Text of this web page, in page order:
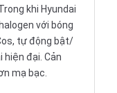
khi Hyundai
với bóng
tự động bật/
đại. Cản
mạ bạc.